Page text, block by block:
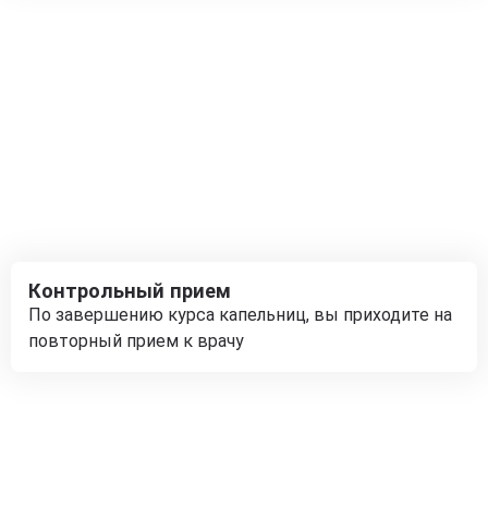
Контрольный прием
По завершению курса капельниц, вы приходите на
повторный прием к врачу